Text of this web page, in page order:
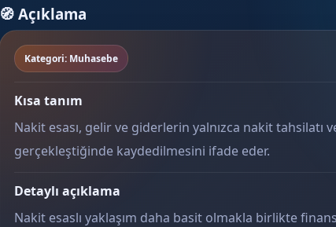
🧭 Açıklama
Kategori: Muhasebe
Kısa tanım
Nakit esası, gelir ve giderlerin yalnızca nakit tahsilatı
gerçekleştiğinde kaydedilmesini ifade eder.
Detaylı açıklama
Nakit esaslı yaklaşım daha basit olmakla birlikte